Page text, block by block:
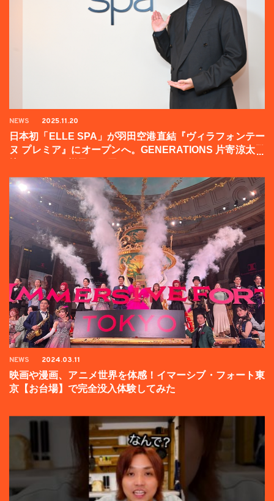
NEWS 2025.11.20
日本初「ELLE SPA」が羽田空港直結『ヴィラフォンテー
ヌ プレミア』にオープンへ。GENERATIONS 片寄涼太登
NEWS 2024.03.11
映画や漫画、アニメ世界を体感！イマーシブ・フォート東
京【お台場】で完全没入体験してみた